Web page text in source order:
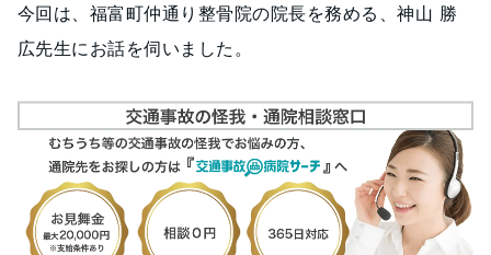
今回は、福富町仲通り整骨院の院長を務める、神山 勝
広先生にお話を伺いました。